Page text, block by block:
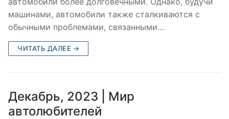
машинами, автомобили также сталкиваются с
обычными проблемами, связанными…
ЧИТАТЬ ДАЛЕЕ →
Декабрь, 2023 | Мир
автолюбителей